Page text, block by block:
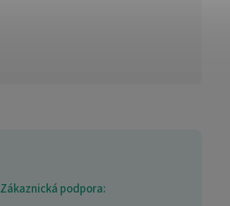
Zákaznická podpora: